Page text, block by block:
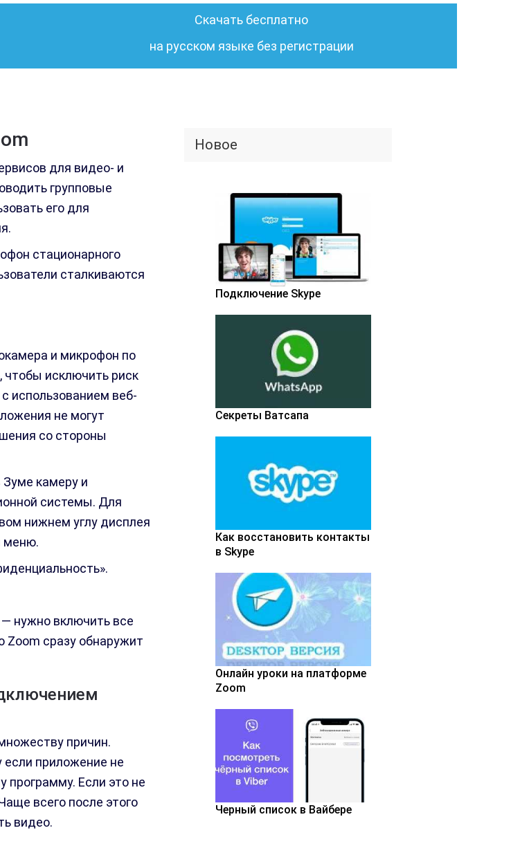
Скачать бесплатно
на русском языке без регистрации
для видео- и
групповые
его для
стационарного
сталкиваются
и микрофон по
чтобы исключить риск
использованием веб-
не могут
со стороны
камеру и
системы. Для
нижнем углу дисплея
меню.
нужно включить все
Zoom сразу обнаружит
причин.
приложение не
программу. Если это не
всего после этого
видео.
Новое
Подключение Skype
Секреты Ватсапа
Как восстановить контакты
в Skype
Онлайн уроки на платформе
Zoom
Черный список в Вайбере